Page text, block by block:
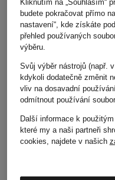
ALAÏA
Kabelka přes rameno
LE TECKEL MEDIUM
54 630 Kč
LE
54
Kliknutím na „Souhlasím“
budete pokračovat přímo
nastavení“, kde získáte
přehled používaných
výběru.
Svůj výběr nástrojů (např.
kdykoli dodatečně změnit
vliv na dosavadní
odmítnout používání
Další informace k
které my a naši partneři
cookies, najdete v našich